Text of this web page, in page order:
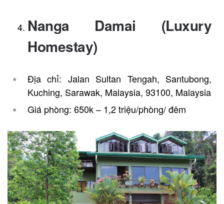
Nanga Damai (Luxury
Homestay)
Địa chỉ: Jalan Sultan Tengah, Santubong,
Kuching, Sarawak, Malaysia, 93100, Malaysia
Giá phòng: 650k – 1,2 triệu/phòng/ đêm